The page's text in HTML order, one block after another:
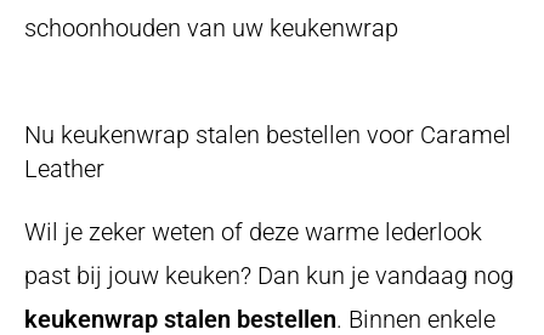
schoonhouden van uw keukenwrap
Nu keukenwrap stalen bestellen voor Caramel
Leather
Wil je zeker weten of deze warme lederlook
past bij jouw keuken? Dan kun je vandaag nog
keukenwrap stalen bestellen. Binnen enkele